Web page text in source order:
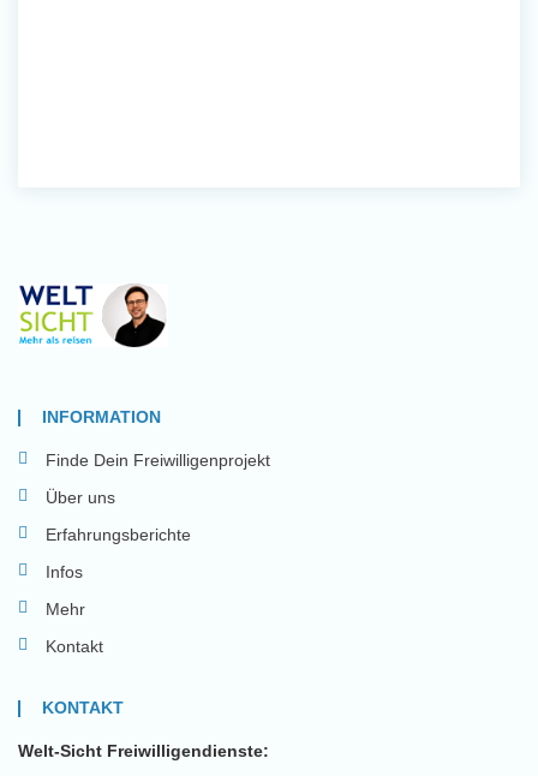
INFORMATION
Finde Dein Freiwilligenprojekt
Über uns
Erfahrungsberichte
Infos
Mehr
Kontakt
KONTAKT
Welt-Sicht Freiwilligendienste: